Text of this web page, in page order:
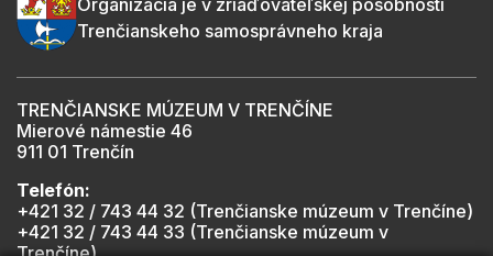
Trenčianskeho samosprávneho kraja
TRENČIANSKE MÚZEUM V TRENČÍNE
Mierové námestie 46
911 01 Trenčín
Telefón:
+421 32 / 743 44 32 (Trenčianske múzeum v Trenčíne)
+421 32 / 743 44 33 (Trenčianske múzeum v